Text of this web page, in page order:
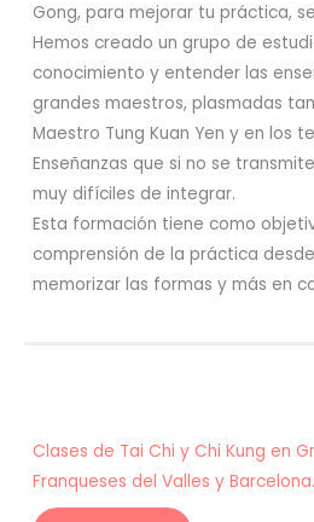
Gong, para mejorar tu práctica,
Hemos creado un grupo de
conocimiento y entender las
grandes maestros, plasmadas
Maestro Tung Kuan Yen y en los
Enseñanzas que si no se
muy difíciles de integrar.
Esta formación tiene como
comprensión de la práctica
memorizar las formas y más en
Clases de Tai Chi y Chi Kung en
Franqueses del Valles y Barcelona.